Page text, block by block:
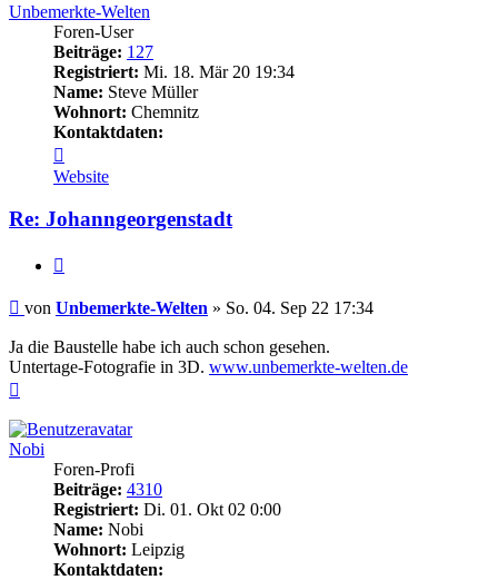
Unbemerkte-Welten
Foren-User
Beiträge: 127
Registriert: Mi. 18. Mär 20 19:34
Name: Steve Müller
Wohnort: Chemnitz
Kontaktdaten:
von
Unbemerkte-
Welten
Website
Re: Johanngeorgenstadt
Beitrag
von Unbemerkte-Welten » So. 04. Sep 22 17:34
Ja die Baustelle habe ich auch schon gesehen.
Untertage-Fotografie in 3D. www.unbemerkte-welten.de
Nobi
Foren-Profi
Beiträge: 4310
Registriert: Di. 01. Okt 02 0:00
Name: Nobi
Wohnort: Leipzig
Kontaktdaten: